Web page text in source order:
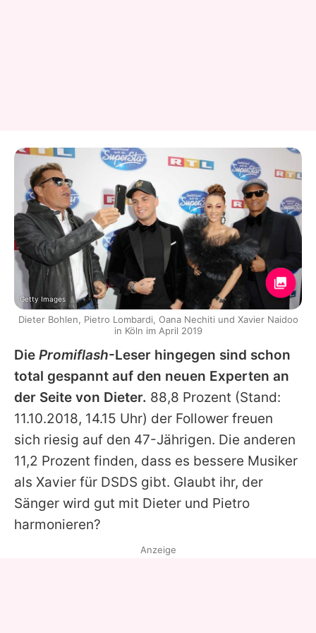
Die Promiflash-Leser hingegen sind schon
total gespannt auf den neuen Experten an
der Seite von Dieter. 88,8 Prozent (Stand:
11.10.2018, 14.15 Uhr) der Follower freuen
sich riesig auf den 47-Jährigen. Die anderen
11,2 Prozent finden, dass es bessere Musiker
als Xavier für DSDS gibt. Glaubt ihr, der
Sänger wird gut mit Dieter und Pietro
harmonieren?
Getty Images
Dieter Bohlen, Pietro Lombardi, Oana Nechiti und Xavier Naidoo
in Köln im April 2019
Anzeige